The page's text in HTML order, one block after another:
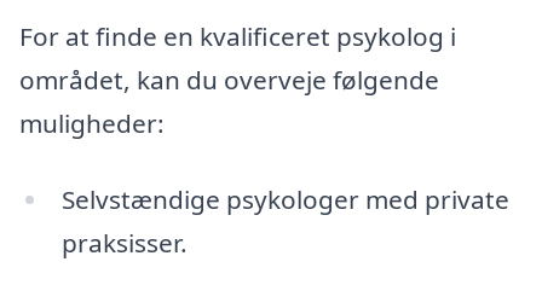
For at finde en kvalificeret psykolog i
området, kan du overveje følgende
muligheder:
Selvstændige psykologer med private
praksisser.